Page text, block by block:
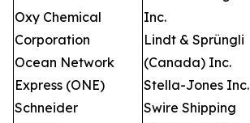
Oxy Chemical
Corporation
Ocean Network
Express (ONE)
Schneider
Inc.
Lindt & Sprüngli
(Canada) Inc.
Stella-Jones Inc.
Swire Shipping